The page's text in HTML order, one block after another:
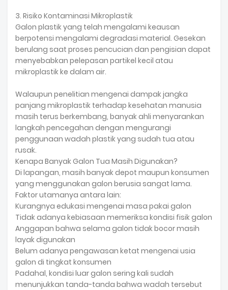
3. Risiko Kontaminasi Mikroplastik
Galon plastik yang telah mengalami keausan
berpotensi mengalami degradasi material. Gesekan
berulang saat proses pencucian dan pengisian dapat
menyebabkan pelepasan partikel kecil atau
mikroplastik ke dalam air.
Walaupun penelitian mengenai dampak jangka
panjang mikroplastik terhadap kesehatan manusia
masih terus berkembang, banyak ahli menyarankan
langkah pencegahan dengan mengurangi
penggunaan wadah plastik yang sudah tua atau
rusak.
Kenapa Banyak Galon Tua Masih Digunakan?
Di lapangan, masih banyak depot maupun konsumen
yang menggunakan galon berusia sangat lama.
Faktor utamanya antara lain:
Kurangnya edukasi mengenai masa pakai galon
Tidak adanya kebiasaan memeriksa kondisi fisik galon
Anggapan bahwa selama galon tidak bocor masih
layak digunakan
Belum adanya pengawasan ketat mengenai usia
galon di tingkat konsumen
Padahal, kondisi luar galon sering kali sudah
menunjukkan tanda-tanda bahwa wadah tersebut